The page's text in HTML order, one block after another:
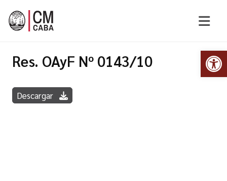
Res. OAyF Nº 0143/10
Descargar